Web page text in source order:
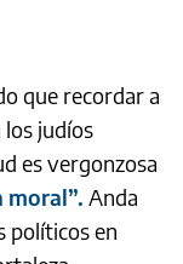
que recordar a
los judíos
es vergonzosa
moral”. Anda
políticos en